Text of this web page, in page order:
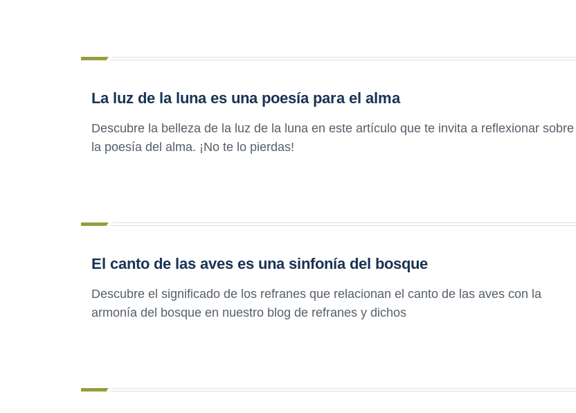
La luz de la luna es una poesía para el alma
Descubre la belleza de la luz de la luna en este artículo que te invita a reflexionar sobre
la poesía del alma. ¡No te lo pierdas!
El canto de las aves es una sinfonía del bosque
Descubre el significado de los refranes que relacionan el canto de las aves con la
armonía del bosque en nuestro blog de refranes y dichos